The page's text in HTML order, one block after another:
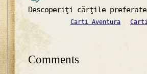
Descoperiţi cărţile
Carti Aventura
Comments